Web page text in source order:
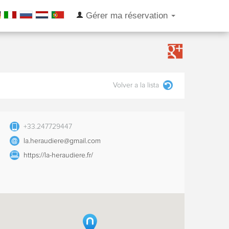
Gérer ma réservation
Volver a la lista
+33.247729447
la.heraudiere@gmail.com
https://la-heraudiere.fr/